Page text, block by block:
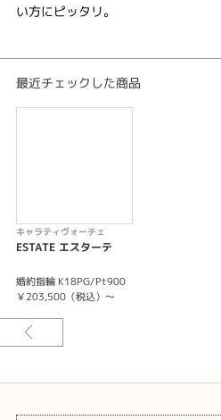
い方にピッタリ。
最近チェックした商品
キャラティヴォーチェ
ESTATE エスターテ
婚約指輪 K18PG/Pt900
￥203,500（税込）～